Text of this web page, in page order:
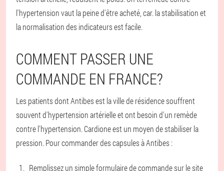
l'hypertension vaut la peine d'être acheté, car. la stabilisation et
la normalisation des indicateurs est facile.
COMMENT PASSER UNE
COMMANDE EN FRANCE?
Les patients dont Antibes est la ville de résidence souffrent
souvent d'hypertension artérielle et ont besoin d'un remède
contre l'hypertension. Cardione est un moyen de stabiliser la
pression. Pour commander des capsules à Antibes :
Remplissez un simple formulaire de commande sur le site